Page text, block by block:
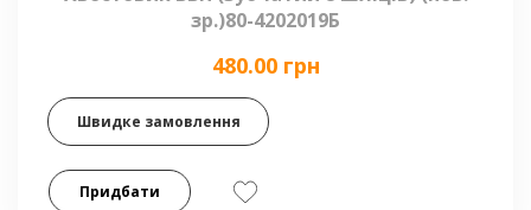
зр.)80-4202019Б
480.00 грн
Швидке замовлення
Придбати